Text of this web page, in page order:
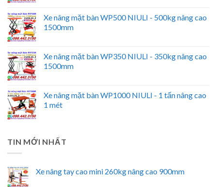
Xe nâng mặt bàn WP500 NIULI - 500kg nâng cao
1500mm
Xe nâng mặt bàn WP350 NIULI - 350kg nâng cao
1500mm
Xe nâng mặt bàn WP1000 NIULI - 1 tấn nâng cao
1 mét
TIN MỚI NHẤT
Xe nâng tay cao mini 260kg nâng cao 900mm